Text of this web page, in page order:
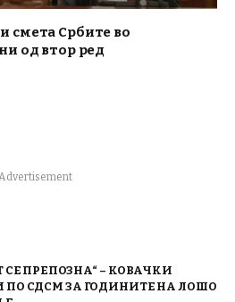
смета Србите во
од втор ред
СЕ ПРЕПОЗНА“ – КОВАЧКИ
ПО СДСМ ЗА ГОДИНИТЕ НА ЛОШО